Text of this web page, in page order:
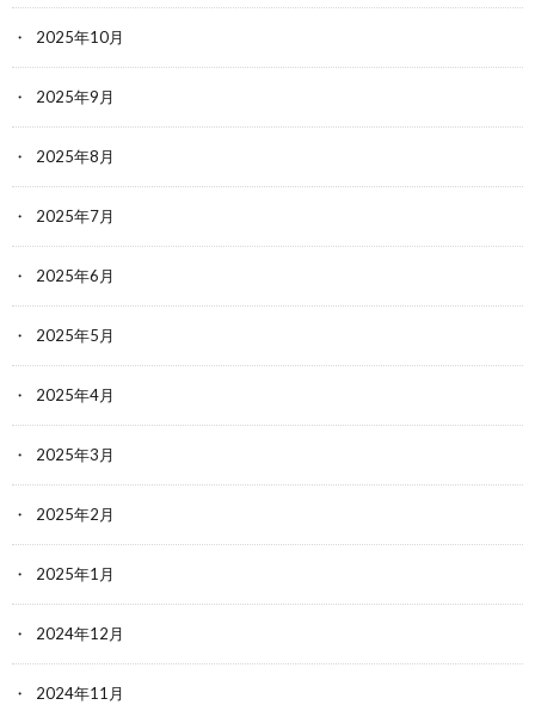
2025年10月
2025年9月
2025年8月
2025年7月
2025年6月
2025年5月
2025年4月
2025年3月
2025年2月
2025年1月
2024年12月
2024年11月